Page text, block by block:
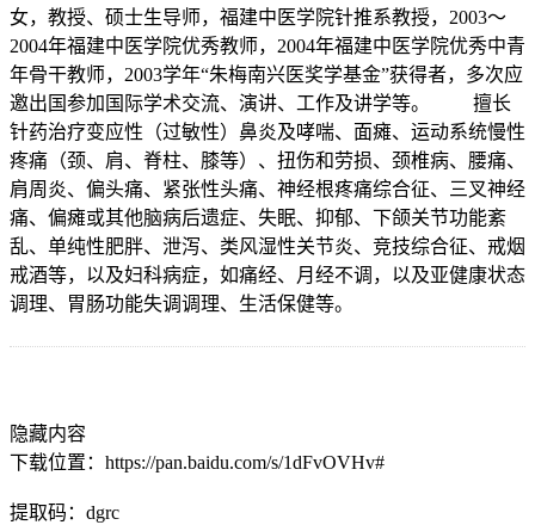
女，教授、硕士生导师，福建中医学院针推系教授，2003～
2004年福建中医学院优秀教师，2004年福建中医学院优秀中青
年骨干教师，2003学年“朱梅南兴医奖学基金”获得者，多次应
邀出国参加国际学术交流、演讲、工作及讲学等。 擅长
针药治疗变应性（过敏性）鼻炎及哮喘、面瘫、运动系统慢性
疼痛（颈、肩、脊柱、膝等）、扭伤和劳损、颈椎病、腰痛、
肩周炎、偏头痛、紧张性头痛、神经根疼痛综合征、三叉神经
痛、偏瘫或其他脑病后遗症、失眠、抑郁、下颌关节功能紊
乱、单纯性肥胖、泄泻、类风湿性关节炎、竞技综合征、戒烟
戒酒等，以及妇科病症，如痛经、月经不调，以及亚健康状态
调理、胃肠功能失调调理、生活保健等。
隐藏内容
下载位置：https://pan.baidu.com/s/1dFvOVHv#
提取码：dgrc